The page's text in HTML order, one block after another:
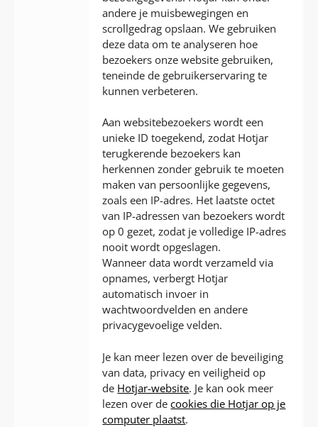
andere je muisbewegingen en
scrollgedrag opslaan. We gebruiken
deze data om te analyseren hoe
bezoekers onze website gebruiken,
teneinde de gebruikerservaring te
kunnen verbeteren.
Aan websitebezoekers wordt een
unieke ID toegekend, zodat Hotjar
terugkerende bezoekers kan
herkennen zonder gebruik te moeten
maken van persoonlijke gegevens,
zoals een IP-adres. Het laatste octet
van IP-adressen van bezoekers wordt
op 0 gezet, zodat je volledige IP-adres
nooit wordt opgeslagen.
Wanneer data wordt verzameld via
opnames, verbergt Hotjar
automatisch invoer in
wachtwoordvelden en andere
privacygevoelige velden.
Je kan meer lezen over de beveiliging
van data, privacy en veiligheid op
de Hotjar-website. Je kan ook meer
lezen over decookies die Hotjar op je
computer plaatst.